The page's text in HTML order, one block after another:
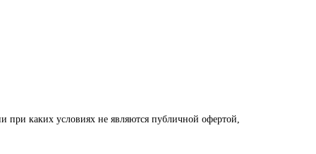
каких условиях не являются публичной офертой,